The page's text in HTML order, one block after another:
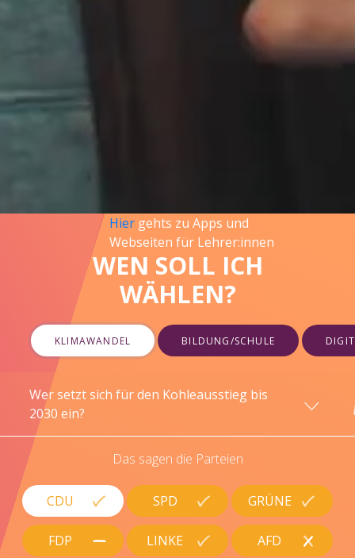
WEN SOLL ICH
WÄHLEN?
Hier gehts zu Apps und
Webseiten für Lehrer:innen
KLIMAWANDEL BILDUNG/SCHULE
Wer setzt sich für den Kohleausstieg bis
2030 ein?
Das sagen die Parteien
CDU SPD GRÜNE
FDP LINKE AFD